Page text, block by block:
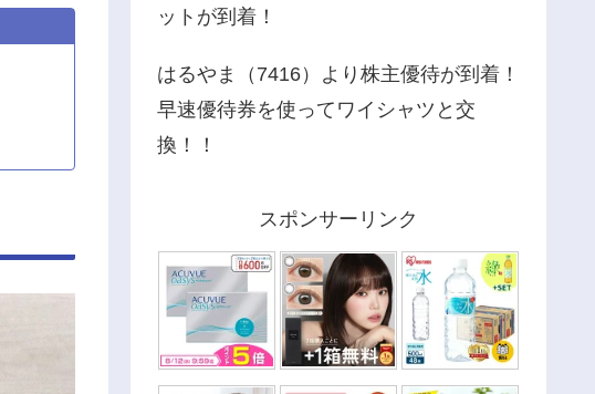
ットが到着！
はるやま（7416）より株主優待が到着！
早速優待券を使ってワイシャツと交
換！！
スポンサーリンク